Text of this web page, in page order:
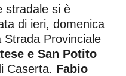
stradale si è
di ieri, domenica
Strada Provinciale
e San Potito
Caserta. Fabio